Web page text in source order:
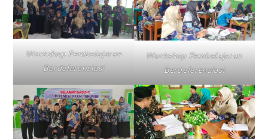
Workshop Pembelajaran
Berdeferensiasi
Workshop Pembelajaran
Berdeferensiasi